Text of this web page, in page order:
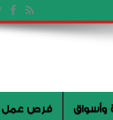
وأسواق فرص عمل